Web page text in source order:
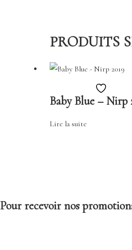
PRODUITS
à
Baby Blue – Nirp
Lire la suite
Pour recevoir nos